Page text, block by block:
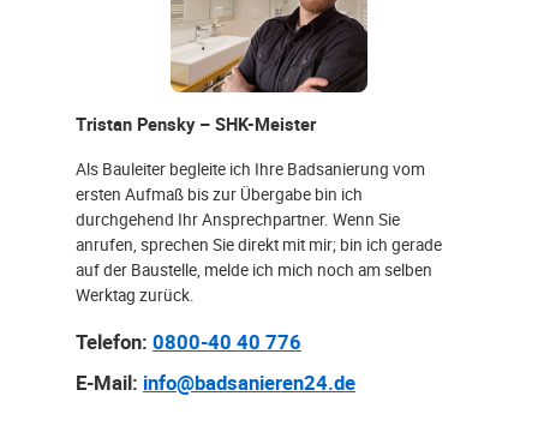
Tristan Pensky – SHK-Meister
Als Bauleiter begleite ich Ihre Badsanierung vom
ersten Aufmaß bis zur Übergabe bin ich
durchgehend Ihr Ansprechpartner. Wenn Sie
anrufen, sprechen Sie direkt mit mir; bin ich gerade
auf der Baustelle, melde ich mich noch am selben
Werktag zurück.
Telefon: 0800-40 40 776
E-Mail: info@badsanieren24.de